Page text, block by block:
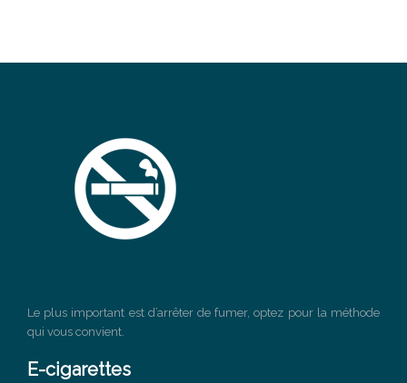
Le plus important est d’arrêter de fumer, optez pour la méthode
qui vous convient.
E-cigarettes